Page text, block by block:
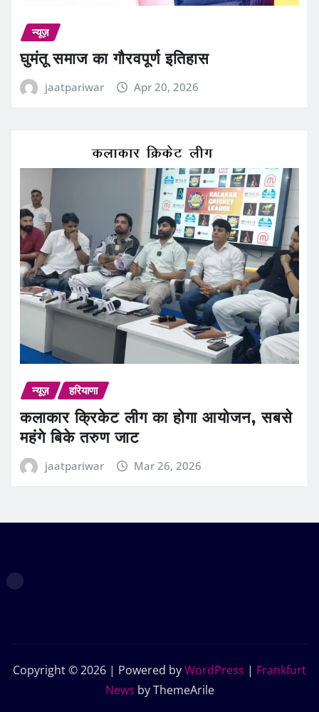
न्यूज़
घुमंतू समाज का गौरवपूर्ण इतिहास
jaatpariwar Apr 20, 2026
न्यूज़ हरियाणा
कलाकार क्रिकेट लीग का होगा आयोजन, सबसे
महंगे बिके तरुण जाट
jaatpariwar Mar 26, 2026
Copyright © 2026 | Powered byWordPress | Frankfurt
News by ThemeArile